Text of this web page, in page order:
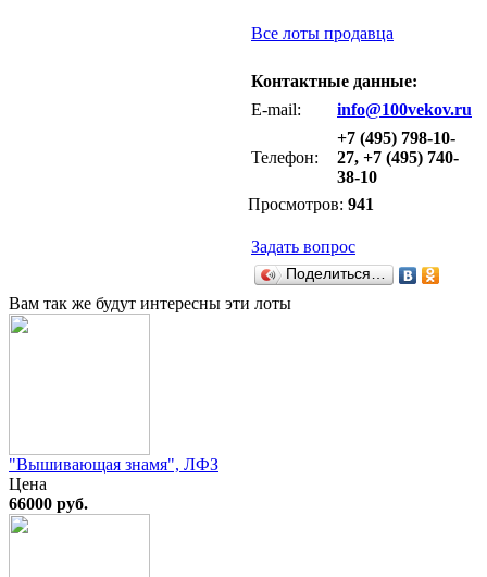
Все лоты продавца
Контактные данные:
E-mail:
info@100vekov.ru
Телефон:
+7 (495) 798-10-
27, +7 (495) 740-
38-10
Просмотров: 941
Задать вопрос
Поделиться…
Вам так же будут интересны эти лоты
"Вышивающая знамя", ЛФЗ
Цена
66000 руб.